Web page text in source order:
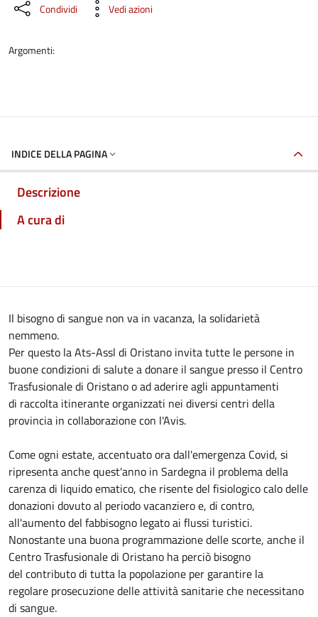
Condividi Vedi azioni
Argomenti:
INDICE DELLA PAGINA
Descrizione
A cura di
Il bisogno di sangue non va in vacanza, la solidarietà
nemmeno.
Per questo la Ats-Assl di Oristano invita tutte le persone in
buone condizioni di salute a donare il sangue presso il Centro
Trasfusionale di Oristano o ad aderire agli appuntamenti
di raccolta itinerante organizzati nei diversi centri della
provincia in collaborazione con l'Avis.
Come ogni estate, accentuato ora dall'emergenza Covid, si
ripresenta anche quest'anno in Sardegna il problema della
carenza di liquido ematico, che risente del fisiologico calo delle
donazioni dovuto al periodo vacanziero e, di contro,
all'aumento del fabbisogno legato ai flussi turistici.
Nonostante una buona programmazione delle scorte, anche il
Centro Trasfusionale di Oristano ha perciò bisogno
del contributo di tutta la popolazione per garantire la
regolare prosecuzione delle attività sanitarie che necessitano
di sangue.